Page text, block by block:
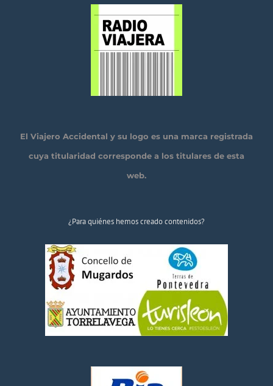
El Viajero Accidental y su logo es una marca registrada
cuya titularidad corresponde a los titulares de esta
web.
¿Para quiénes hemos creado contenidos?